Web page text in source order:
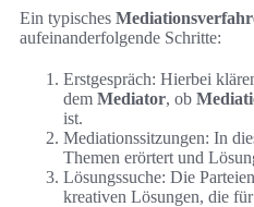
Ein typisches
aufeinanderfolgende Schritte:
Erstgespräch: Hierbei
dem Mediator, ob
ist.
Mediationssitzungen: In
Themen erörtert und
Lösungssuche: Die
kreativen Lösungen, die